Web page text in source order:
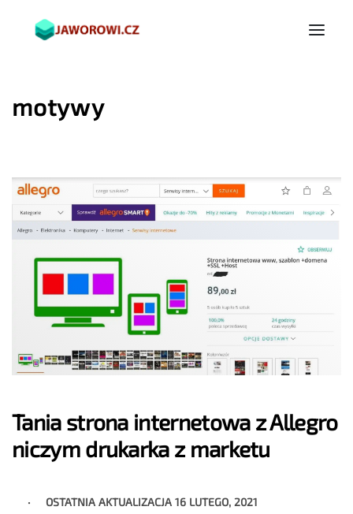
motywy
Tania strona internetowa z Allegro
niczym drukarka z marketu
OSTATNIA AKTUALIZACJA16 LUTEGO, 2021